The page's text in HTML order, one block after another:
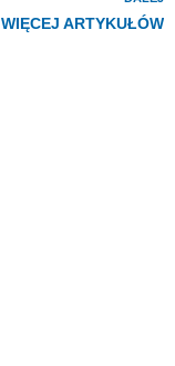
WIĘCEJ ARTYKUŁÓW